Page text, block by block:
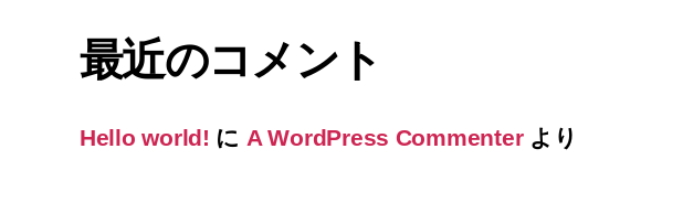
最近のコメント
Hello world! に A WordPress Commenterより